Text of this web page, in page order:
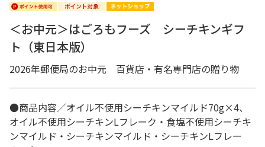
＜お中元＞はごろもフーズ シーチキンギフ
ト（東日本版）
2026年郵便局のお中元 百貨店・有名専門店の贈り物
●商品内容／オイル不使用シーチキンマイルド70g×4、
オイル不使用シーチキンLフレーク・食塩不使用シーチキ
ンマイルド・シーチキンマイルド・シーチキンLフレー